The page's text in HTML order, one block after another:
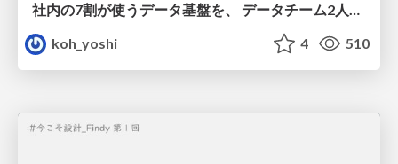
社内の7割が使うデータ基盤を、 データチーム2人で回すためにやったこと
koh_yoshi
4 510